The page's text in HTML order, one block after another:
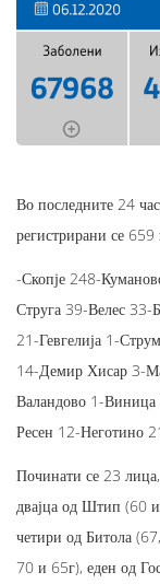
Во последните 24
регистрирани се
-Скопје 248-
Струга 39-Велес 33-
21-Гевгелија 1-
14-Демир Хисар 3-
Валандово 1-
Ресен 12-Неготино
Починати се 23
двајца од Штип (60
четири од Битола
70 и 65г), еден од